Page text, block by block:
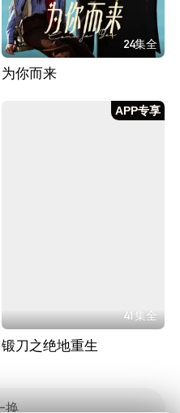
24集全
为你而来
APP专享
41集全
锻刀之绝地重生
换